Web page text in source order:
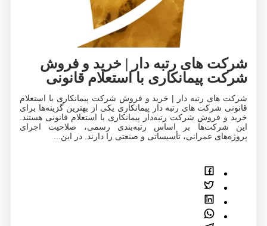
شرکت‌ های رتبه‌ دار | خرید و فروش
شرکت پیمانکاری با استعلام قانونی
شرکت‌ های رتبه‌ دار | خرید و فروش شرکت پیمانکاری با استعلام
قانونی شرکت‌ های رتبه‌ دار پیمانکاری یکی از بهترین گزینه‌ها برای
خرید و فروش شرکت رتبه‌دار پیمانکاری با استعلام قانونی هستند.
این شرکت‌ها بر اساس رتبه‌بندی رسمی، صلاحیت اجرای
پروژه‌های عمرانی، تأسیساتی و صنعتی را دارند. در این...